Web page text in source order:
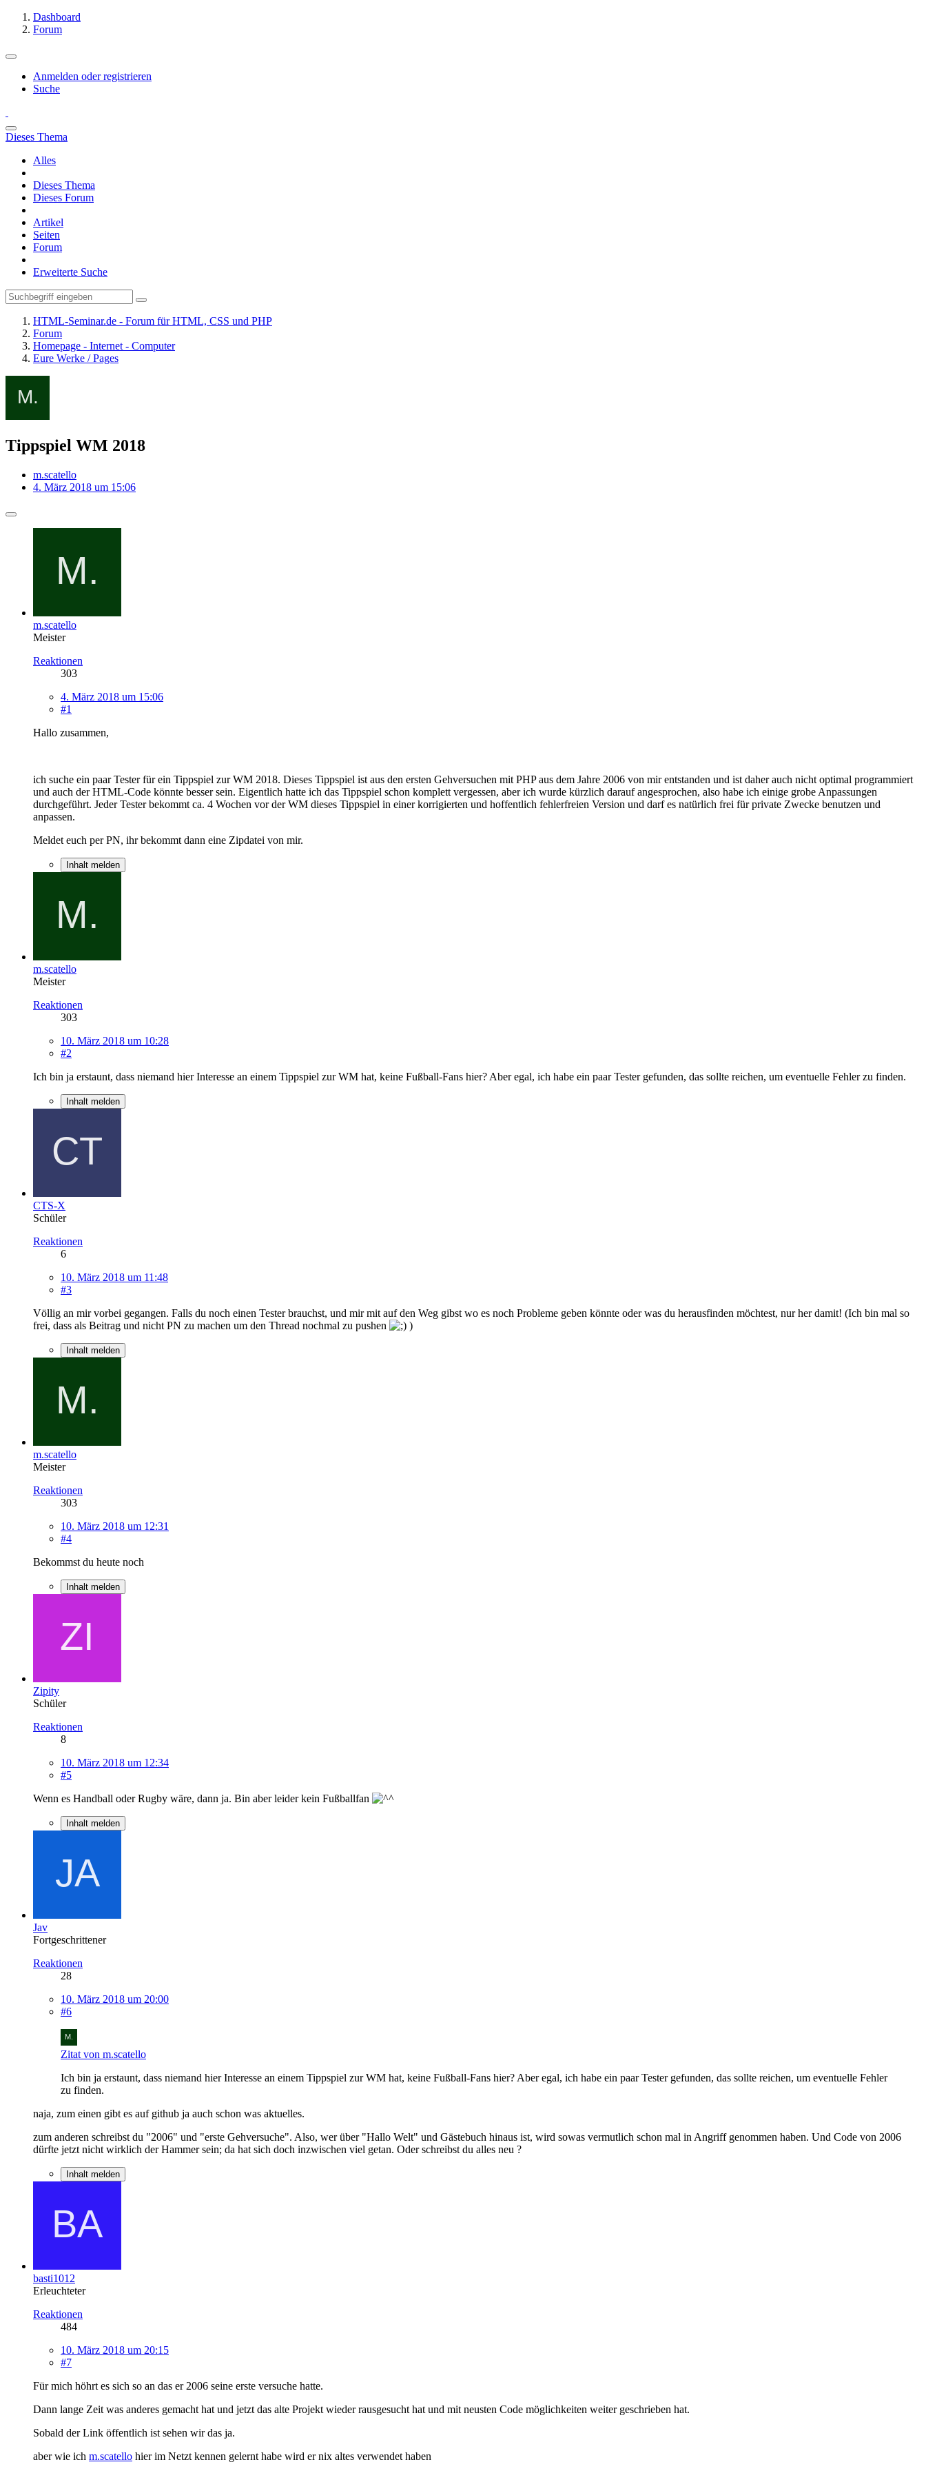
Dashboard
Forum
Anmelden oder registrieren
Suche
Dieses Thema
Alles
Dieses Thema
Dieses Forum
Artikel
Seiten
Forum
Erweiterte Suche
HTML-Seminar.de - Forum für HTML, CSS und PHP
Forum
Homepage - Internet - Computer
Eure Werke / Pages
Tippspiel WM 2018
m.scatello
4. März 2018 um 15:06
m.scatello
Meister
Reaktionen
303
4. März 2018 um 15:06
#1
Hallo zusammen,
ich suche ein paar Tester für ein Tippspiel zur WM 2018. Dieses Tippspiel ist aus den ersten Gehversuchen mit PHP aus dem Jahre 2006 von mir entstanden und ist daher auch nicht optimal programmiert
und auch der HTML-Code könnte besser sein. Eigentlich hatte ich das Tippspiel schon komplett vergessen, aber ich wurde kürzlich darauf angesprochen, also habe ich einige grobe Anpassungen
durchgeführt. Jeder Tester bekommt ca. 4 Wochen vor der WM dieses Tippspiel in einer korrigierten und hoffentlich fehlerfreien Version und darf es natürlich frei für private Zwecke benutzen und
anpassen.
Meldet euch per PN, ihr bekommt dann eine Zipdatei von mir.
Inhalt melden
m.scatello
Meister
Reaktionen
303
10. März 2018 um 10:28
#2
Ich bin ja erstaunt, dass niemand hier Interesse an einem Tippspiel zur WM hat, keine Fußball-Fans hier? Aber egal, ich habe ein paar Tester gefunden, das sollte reichen, um eventuelle Fehler zu finden.
Inhalt melden
CTS-X
Schüler
Reaktionen
6
10. März 2018 um 11:48
#3
Völlig an mir vorbei gegangen. Falls du noch einen Tester brauchst, und mir mit auf den Weg gibst wo es noch Probleme geben könnte oder was du herausfinden möchtest, nur her damit! (Ich bin mal so
frei, dass als Beitrag und nicht PN zu machen um den Thread nochmal zu pushen
)
Inhalt melden
m.scatello
Meister
Reaktionen
303
10. März 2018 um 12:31
#4
Bekommst du heute noch
Inhalt melden
Zipity
Schüler
Reaktionen
8
10. März 2018 um 12:34
#5
Wenn es Handball oder Rugby wäre, dann ja. Bin aber leider kein Fußballfan
Inhalt melden
Jav
Fortgeschrittener
Reaktionen
28
10. März 2018 um 20:00
#6
Zitat von m.scatello
Ich bin ja erstaunt, dass niemand hier Interesse an einem Tippspiel zur WM hat, keine Fußball-Fans hier? Aber egal, ich habe ein paar Tester gefunden, das sollte reichen, um eventuelle Fehler
zu finden.
naja, zum einen gibt es auf github ja auch schon was aktuelles.
zum anderen schreibst du "2006" und "erste Gehversuche". Also, wer über "Hallo Welt" und Gästebuch hinaus ist, wird sowas vermutlich schon mal in Angriff genommen haben. Und Code von 2006
dürfte jetzt nicht wirklich der Hammer sein; da hat sich doch inzwischen viel getan. Oder schreibst du alles neu ?
Inhalt melden
basti1012
Erleuchteter
Reaktionen
484
10. März 2018 um 20:15
#7
Für mich höhrt es sich so an das er 2006 seine erste versuche hatte.
Dann lange Zeit was anderes gemacht hat und jetzt das alte Projekt wieder rausgesucht hat und mit neusten Code möglichkeiten weiter geschrieben hat.
Sobald der Link öffentlich ist sehen wir das ja.
aber wie ich m.scatello hier im Netzt kennen gelernt habe wird er nix altes verwendet haben